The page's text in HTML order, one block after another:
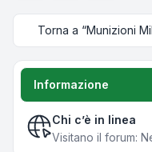
Torna a “Munizioni
Informazione
Chi c’è in linea
Visitano il forum: